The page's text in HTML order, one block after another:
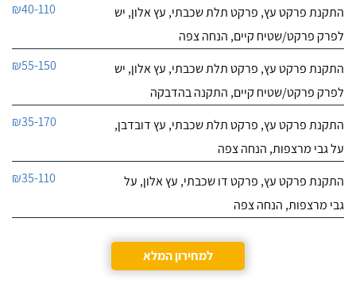
התקנת פרקט עץ, פרקט תלת שכבתי, עץ אלון, יש
לפרק פרקט/שטיח קיים, הנחה צפה
₪40-110
התקנת פרקט עץ, פרקט תלת שכבתי, עץ אלון, יש
לפרק פרקט/שטיח קיים, התקנה בהדבקה
₪55-150
התקנת פרקט עץ, פרקט תלת שכבתי, עץ דובדבן,
על גבי מרצפות, הנחה צפה
₪35-170
התקנת פרקט עץ, פרקט דו שכבתי, עץ אלון, על
גבי מרצפות, הנחה צפה
₪35-110
למחירון המלא